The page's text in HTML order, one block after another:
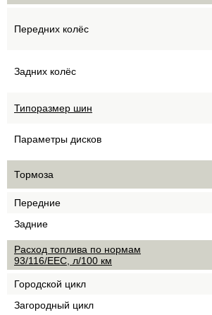
Передних колёс
Задних колёс
Типоразмер шин
Параметры дисков
Тормоза
Передние
Задние
Расход топлива по нормам
93/116/EEC, л/100 км
Городской цикл
Загородный цикл